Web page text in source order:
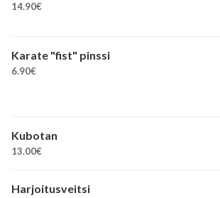
14.90€
Karate "fist" pinssi
6.90€
Kubotan
13.00€
Harjoitusveitsi